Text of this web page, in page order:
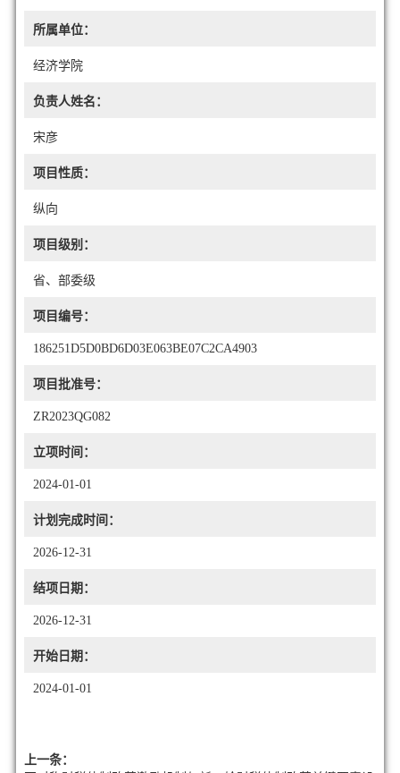
所属单位：
经济学院
负责人姓名：
宋彦
项目性质：
纵向
项目级别：
省、部委级
项目编号：
186251D5D0BD6D03E063BE07C2CA4903
项目批准号：
ZR2023QG082
立项时间：
2024-01-01
计划完成时间：
2026-12-31
结项日期：
2026-12-31
开始日期：
2024-01-01
上一条：